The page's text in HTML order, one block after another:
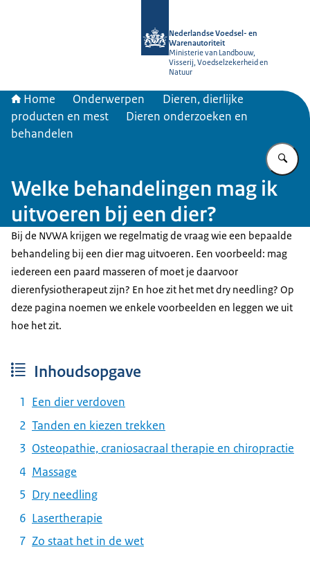
Nederlandse Voedsel- en
Warenautoriteit
Ministerie van Landbouw,
Visserij, Voedselzekerheid en
Natuur
Home Onderwerpen
Dieren, dierlijke
producten en mest
Dieren onderzoeken en
behandelen
Welke behandelingen mag ik
uitvoeren bij een dier?
Bij de NVWA krijgen we regelmatig de vraag wie een bepaalde
behandeling bij een dier mag uitvoeren. Een voorbeeld: mag
iedereen een paard masseren of moet je daarvoor
dierenfysiotherapeut zijn? En hoe zit het met dry needling? Op
deze pagina noemen we enkele voorbeelden en leggen we uit
hoe het zit.
Inhoudsopgave
Een dier verdoven
Tanden en kiezen trekken
Osteopathie, craniosacraal therapie en chiropractie
Massage
Dry needling
Lasertherapie
Zo staat het in de wet